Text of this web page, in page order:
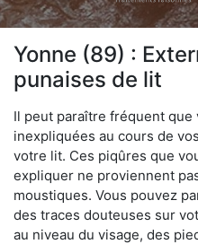
Yonne (89) :
punaises de lit
Il peut paraître fréquent
inexpliquées au cours de
votre lit. Ces piqûres que
expliquer ne proviennent
moustiques. Vous pouvez
des traces douteuses sur
au niveau du visage, des